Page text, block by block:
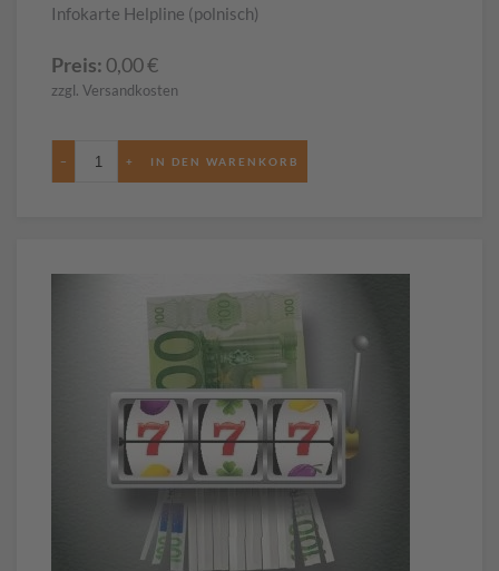
Infokarte Helpline (polnisch)
Preis: 0,00€
zzgl. Versandkosten
− +